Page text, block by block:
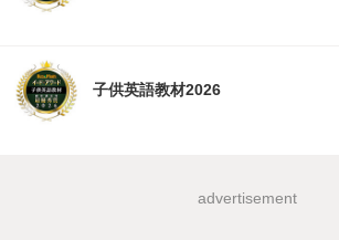
子供英語教材2026
advertisement